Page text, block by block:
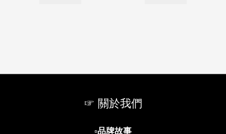
☞ 關於我們
▫️品牌故事